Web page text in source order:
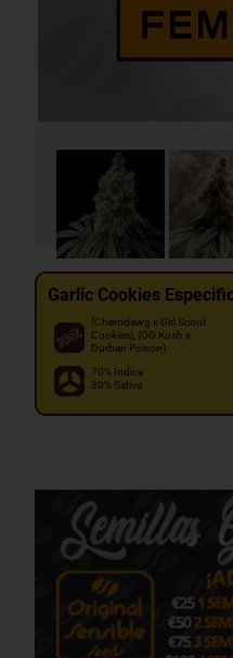
Garlic Cookies
(Chemdawg x Girl Scout
Cookies), (OG Kush x
Durban Poison)
70% Indica
30% Sativa